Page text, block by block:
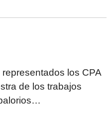
los CPA
de los trabajos